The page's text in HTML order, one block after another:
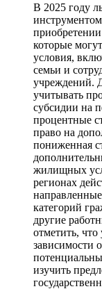
В 2025 году
которые
условия,
семьи и
учреждений.
учитывать
субсидии на
процентные
право на
пониженная
жилищных
регионах
категорий
другие
отметить, что
зависимости
изучить